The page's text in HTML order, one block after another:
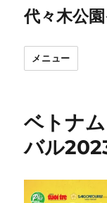
代々木公
メニュー
ベトナ
バル